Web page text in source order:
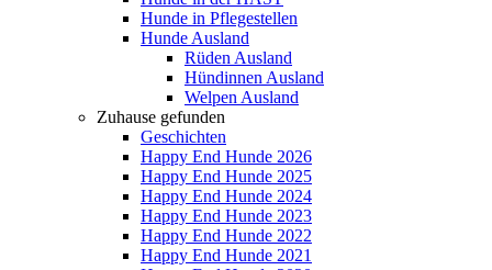
Hunde in Pflegestellen
Hunde Ausland
Rüden Ausland
Hündinnen Ausland
Welpen Ausland
Zuhause gefunden
Geschichten
Happy End Hunde 2026
Happy End Hunde 2025
Happy End Hunde 2024
Happy End Hunde 2023
Happy End Hunde 2022
Happy End Hunde 2021